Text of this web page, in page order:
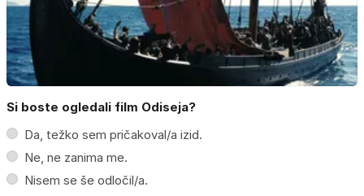
Si boste ogledali film Odiseja?
Da, težko sem pričakoval/a izid.
Ne, ne zanima me.
Nisem se še odločil/a.